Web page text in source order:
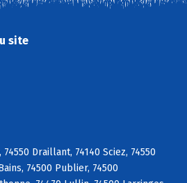
site
Draillant, 74140 Sciez, 74550
74500 Publier, 74500